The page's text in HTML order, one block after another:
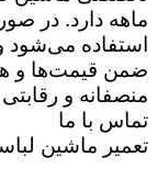
ماهه دارد. در
ضمن قیمت‌ها و
منصفانه و
تماس با ما
تعمیر ماشین